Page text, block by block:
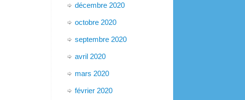
décembre 2020
octobre 2020
septembre 2020
avril 2020
mars 2020
février 2020